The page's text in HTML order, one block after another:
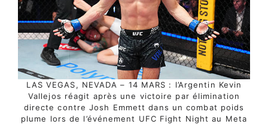
LAS VEGAS, NEVADA – 14 MARS : l’Argentin Kevin
Vallejos réagit après une victoire par élimination
directe contre Josh Emmett dans un combat poids
plume lors de l’événement UFC Fight Night au Meta